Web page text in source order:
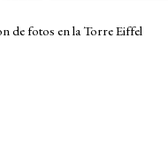
de fotos en la Torre Eiffel